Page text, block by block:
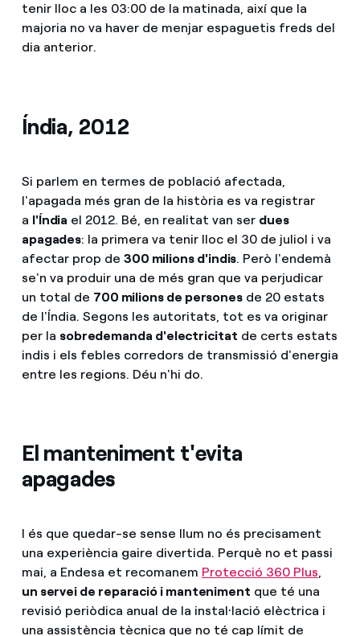
tenir lloc a les 03:00 de la matinada, així que la
majoria no va haver de menjar espaguetis freds del
dia anterior.
Índia, 2012
Si parlem en termes de població afectada,
l'apagada més gran de la història es va registrar
a l'Índia el 2012. Bé, en realitat van ser dues
apagades: la primera va tenir lloc el 30 de juliol i va
afectar prop de 300 milions d'indis. Però l'endemà
se'n va produir una de més gran que va perjudicar
un total de 700 milions de persones de 20 estats
de l'Índia. Segons les autoritats, tot es va originar
per la sobredemanda d'electricitat de certs estats
indis i els febles corredors de transmissió d'energia
entre les regions. Déu n'hi do.
El manteniment t'evita
apagades
I és que quedar-se sense llum no és precisament
una experiència gaire divertida. Perquè no et passi
mai, a Endesa et recomanem Protecció 360 Plus,
un servei de reparació i manteniment que té una
revisió periòdica anual de la instal·lació elèctrica i
una assistència tècnica que no té cap límit de